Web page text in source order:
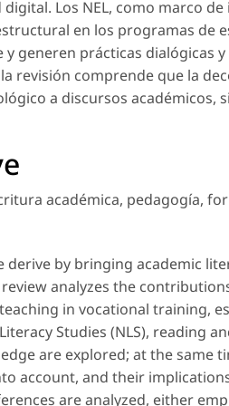
Los NEL, como marco
en los programas de
generen prácticas dialógicas
revisión comprende que la
a discursos
académica, pedagogía,
derive by bringing academic
analyzes the
in vocational training,
Studies (NLS), reading
are explored; at the same
account, and their
are analyzed, either